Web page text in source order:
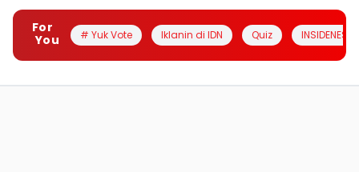
For
You
# Yuk Vote Iklanin di IDN Quiz INSIDENESIA